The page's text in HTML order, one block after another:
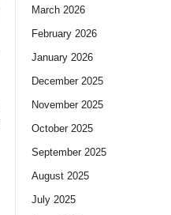
March 2026
February 2026
January 2026
December 2025
November 2025
October 2025
September 2025
August 2025
July 2025